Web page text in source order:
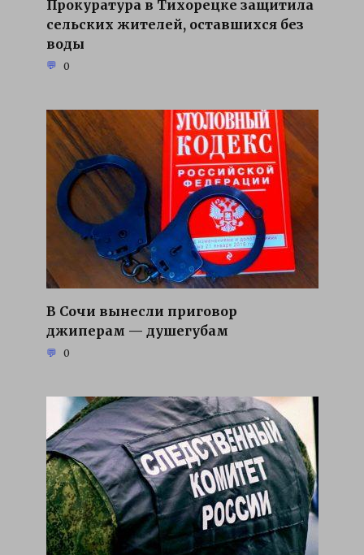
Прокуратура в Тихорецке защитила
сельских жителей, оставшихся без
воды
0
В Сочи вынесли приговор
джиперам — душегубам
0